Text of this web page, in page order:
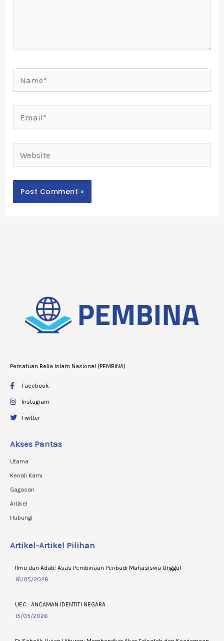
Email*
Persatuan Belia Islam Nasional (PEMBINA)
Facebook
Instagram
Twitter
Akses Pantas
Utama
Kenali Kami
Gagasan
Artikel
Hubungi
Artikel-Artikel Pilihan
Ilmu dan Adab: Asas Pembinaan Peribadi Mahasiswa Unggul
16/05/2026
UEC : ANCAMAN IDENTITI NEGARA
15/05/2026